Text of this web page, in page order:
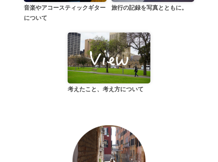
音楽やアコースティックギター
について
旅行の記録を写真とともに。
考えたこと、考え方について